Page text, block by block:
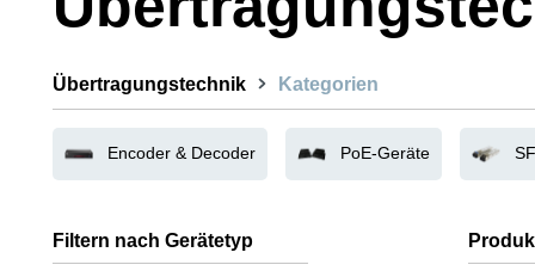
Übertragungstechnik Kategorien
Encoder & Decoder PoE-Geräte
Filtern nach Gerätetyp